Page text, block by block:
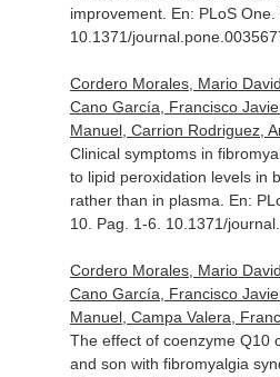
improvement. En: PLoS One.
10.1371/
Cordero Morales, Mario
Cano García, Francisco
Manuel, Carrion Rodriguez,
Clinical symptoms in
to lipid peroxidation levels in
rather than in plasma. En:
10. Pag. 1-6. 10.1371/
Cordero Morales, Mario
Cano García, Francisco
Manuel, Campa Valera,
The effect of coenzyme Q10
and son with fibromyalgia